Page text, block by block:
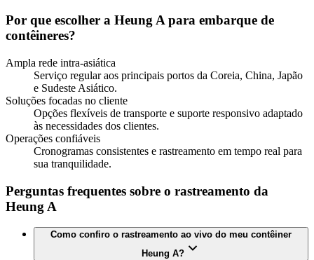
Por que escolher a Heung A para embarque de
contêineres?
Ampla rede intra-asiática
Serviço regular aos principais portos da Coreia, China, Japão
e Sudeste Asiático.
Soluções focadas no cliente
Opções flexíveis de transporte e suporte responsivo adaptado
às necessidades dos clientes.
Operações confiáveis
Cronogramas consistentes e rastreamento em tempo real para
sua tranquilidade.
Perguntas frequentes sobre o rastreamento da
Heung A
Como confiro o rastreamento ao vivo do meu contêiner
Heung A?